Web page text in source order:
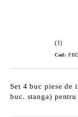
(1)
Cod:
Set 4 buc piese de
buc. stanga)